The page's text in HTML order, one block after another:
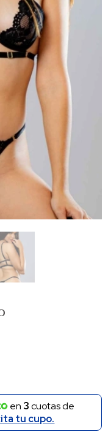
en 3cuotas de
tu cupo.